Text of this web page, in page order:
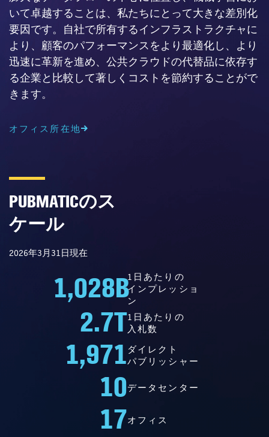
いて卓越することは、私たちにとって大きな差別化
要因です。自社で所有するインフラストラクチャに
より、顧客のパフォーマンスをより最適化し、より
迅速に革新を進め、公共クラウドの代替品に依存す
る企業と比較して著しくコストを節約することがで
きます。
オフィス所在地
PUBMATICのス
ケール
2026年3月31日現在
1,028B1日あたりの
インプレッショ
ン
2.7T1日あたりの
入札数
17オフィス
1,971 ダイレクト
パブリッシャー
10データセンター